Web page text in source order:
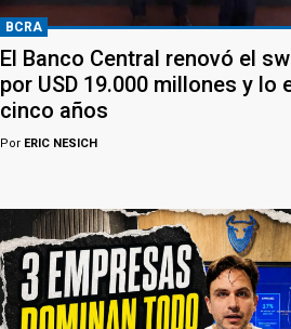
BCRA
El Banco Central renovó el
por USD 19.000 millones y lo
cinco años
Por ERIC NESICH